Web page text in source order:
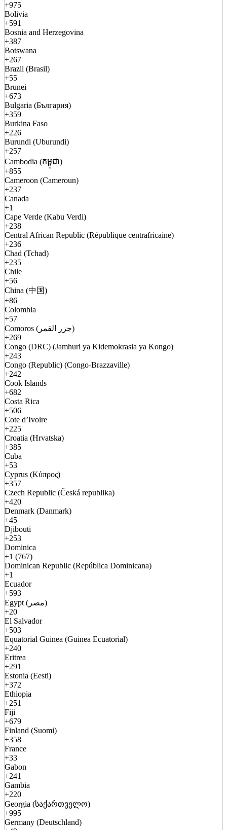
+975
Bolivia
+591
Bosnia and Herzegovina
+387
Botswana
+267
Brazil (Brasil)
+55
Brunei
+673
Bulgaria (България)
+359
Burkina Faso
+226
Burundi (Uburundi)
+257
Cambodia (កម្ពុជា)
+855
Cameroon (Cameroun)
+237
Canada
+1
Cape Verde (Kabu Verdi)
+238
Central African Republic (République centrafricaine)
+236
Chad (Tchad)
+235
Chile
+56
China (中国)
+86
Colombia
+57
Comoros (جزر القمر)
+269
Congo (DRC) (Jamhuri ya Kidemokrasia ya Kongo)
+243
Congo (Republic) (Congo-Brazzaville)
+242
Cook Islands
+682
Costa Rica
+506
Cote d’Ivoire
+225
Croatia (Hrvatska)
+385
Cuba
+53
Cyprus (Κύπρος)
+357
Czech Republic (Česká republika)
+420
Denmark (Danmark)
+45
Djibouti
+253
Dominica
+1 (767)
Dominican Republic (República Dominicana)
+1
Ecuador
+593
Egypt (مصر)
+20
El Salvador
+503
Equatorial Guinea (Guinea Ecuatorial)
+240
Eritrea
+291
Estonia (Eesti)
+372
Ethiopia
+251
Fiji
+679
Finland (Suomi)
+358
France
+33
Gabon
+241
Gambia
+220
Georgia (საქართველო)
+995
Germany (Deutschland)